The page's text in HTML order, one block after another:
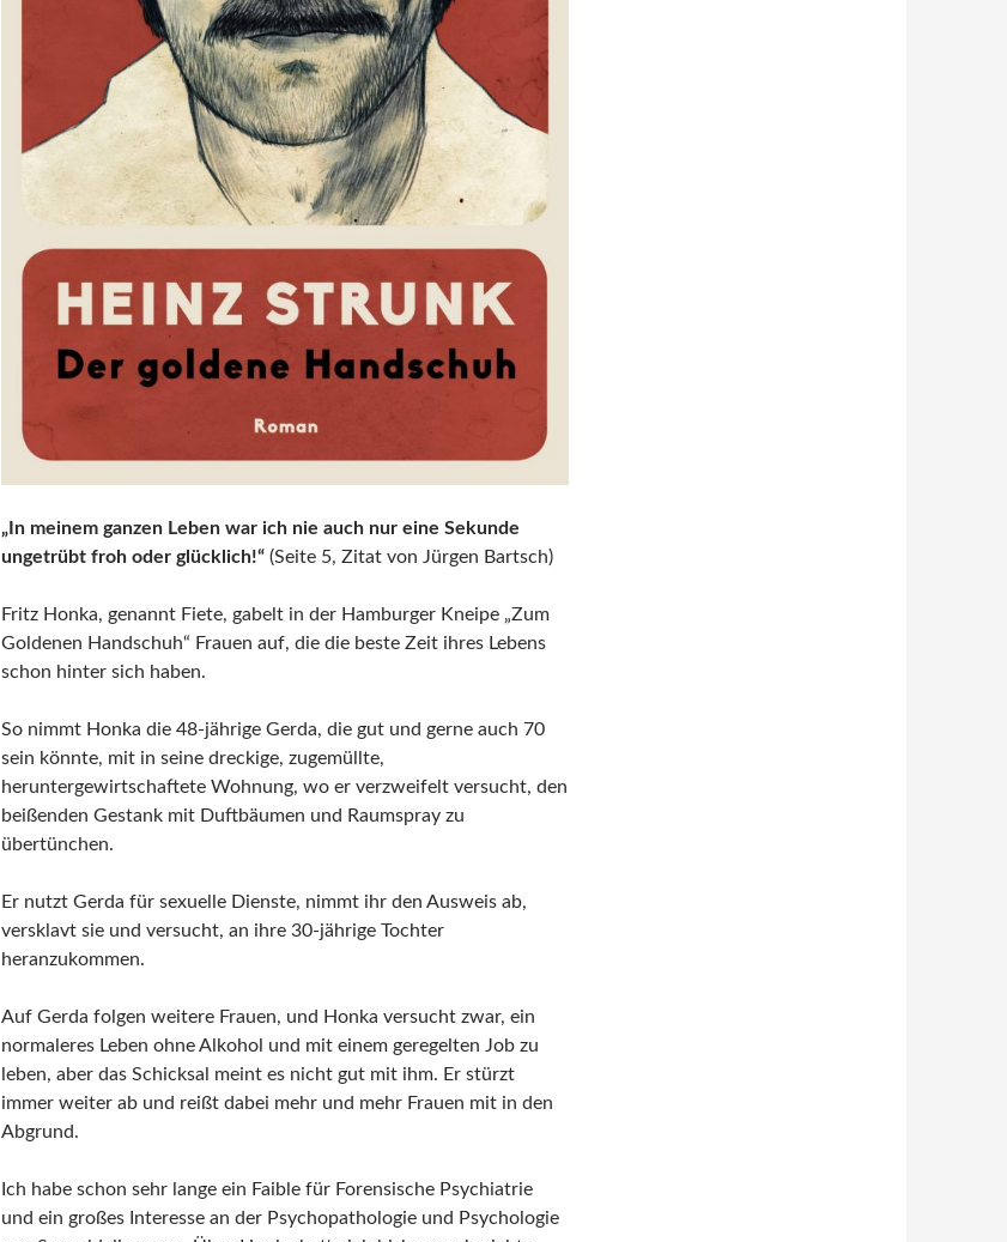
„In meinem ganzen Leben war ich nie auch nur eine Sekunde
ungetrübt froh oder glücklich!“ (Seite 5, Zitat von Jürgen Bartsch)
Fritz Honka, genannt Fiete, gabelt in der Hamburger Kneipe „Zum
Goldenen Handschuh“ Frauen auf, die die beste Zeit ihres Lebens
schon hinter sich haben.
So nimmt Honka die 48-jährige Gerda, die gut und gerne auch 70
sein könnte, mit in seine dreckige, zugemüllte,
heruntergewirtschaftete Wohnung, wo er verzweifelt versucht, den
beißenden Gestank mit Duftbäumen und Raumspray zu
übertünchen.
Er nutzt Gerda für sexuelle Dienste, nimmt ihr den Ausweis ab,
versklavt sie und versucht, an ihre 30-jährige Tochter
heranzukommen.
Auf Gerda folgen weitere Frauen, und Honka versucht zwar, ein
normaleres Leben ohne Alkohol und mit einem geregelten Job zu
leben, aber das Schicksal meint es nicht gut mit ihm. Er stürzt
immer weiter ab und reißt dabei mehr und mehr Frauen mit in den
Abgrund.
Ich habe schon sehr lange ein Faible für Forensische Psychiatrie
und ein großes Interesse an der Psychopathologie und Psychologie